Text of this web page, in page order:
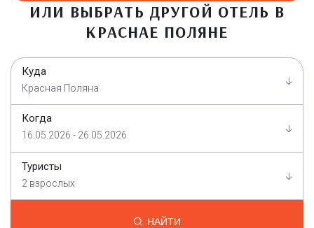
ИЛИ ВЫБРАТЬ ДРУГОЙ ОТЕЛЬ В
КРАСНАЕ ПОЛЯНЕ
Куда
Красная Поляна
Когда
16.05.2026 - 26.05.2026
Туристы
2 взрослых
НАЙТИ